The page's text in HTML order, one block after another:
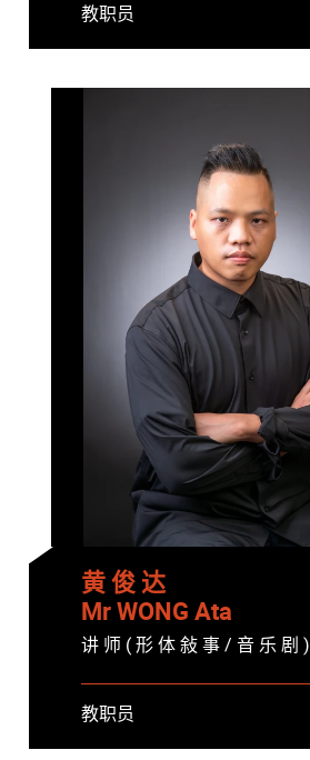
教职员
黄 俊 达
Mr WONG Ata
讲 师 ( 形 体 敍 事 / 音 乐 剧 )
教职员